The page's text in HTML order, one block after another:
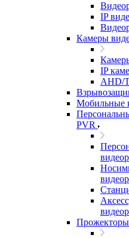
IP
Камеры
IP
AHD/
Мобильные
PVR
Прожекторы